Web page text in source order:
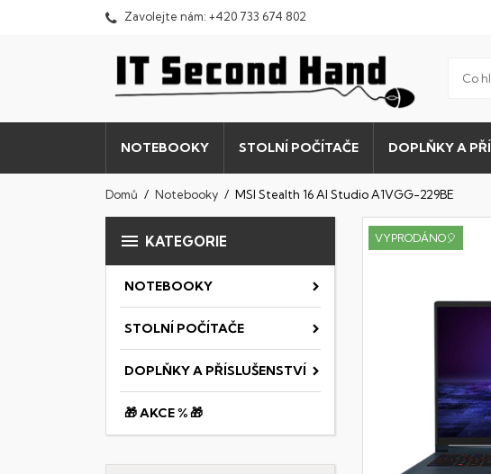
Zavolejte nám: +420 733 674 802
NOTEBOOKY STOLNÍ POČÍTAČE DOPLŇKY A
Domů Notebooky MSI Stealth 16 AI Studio A1VGG-229BE
 KATEGORIE
NOTEBOOKY
STOLNÍ POČÍTAČE
DOPLŇKY A PŘÍSLUŠENSTVÍ
🎁 AKCE % 🎁
VYPRODÁNO🎈